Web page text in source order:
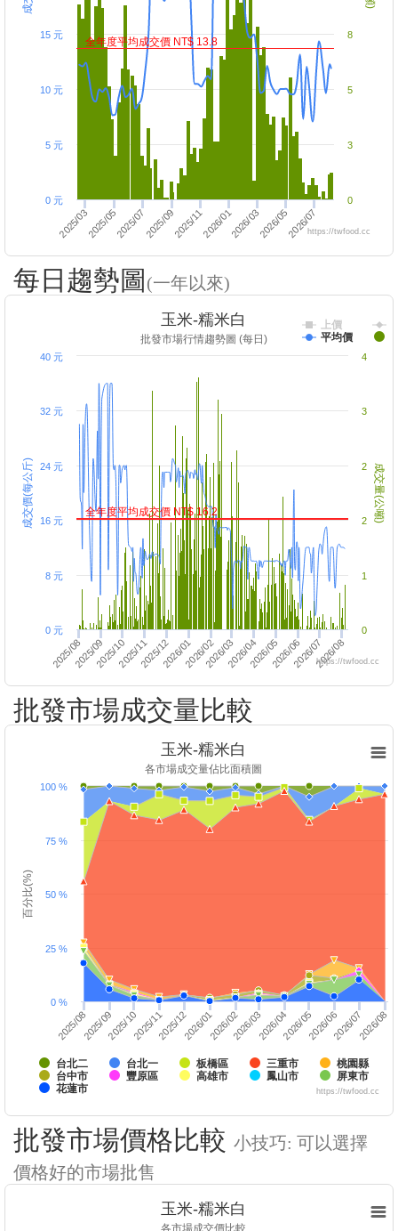
2025/032025/052025/072025/092025/112026/012026/032026/052026/07
0 元
5 元
10 元
15 元
0
3
5
8
https://twfood.cc
全年度平均成交價 NT$ 13.8
每日趨勢圖 (一年以來)
成交價(每公斤) 成交量(公噸)
玉米-糯米白
批發市場行情趨勢圖 (每日)
上價
平均價
2025/082025/092025/102025/112025/122026/012026/022026/032026/042026/052026/062026/072026/08
0 元
8 元
16 元
24 元
32 元
40 元
0
1
2
2
3
4
https://twfood.cc
全年度平均成交價 NT$ 16.2
批發市場成交量比較
百分比(%)
玉米-糯米白
各市場成交量佔比面積圖
台北二 台北一 板橋區 三重市
桃園縣
台中市
豐原區 高雄市 鳳山市
屏東市
花蓮市
2025/082025/092025/102025/112025/122026/012026/022026/032026/042026/052026/062026/072026/08
0 %
25 %
50 %
75 %
100 %
https://twfood.cc
批發市場價格比較 小技巧: 可以選擇
價格好的市場批售
玉米-糯米白
各市場成交價比較